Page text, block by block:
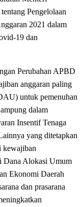
Pengelolaan
2021 dalam
19 dan
Perubahan APBD
anggaran paling
untuk pemenuhan
dalam
Insentif Tenaga
yang ditetapkan
kewajiban
Dana Alokasi Umum
Ekonomi Daerah
dan prasarana